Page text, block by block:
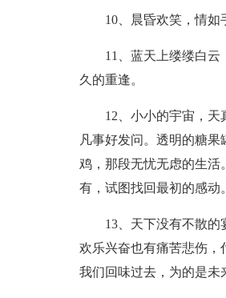
10、晨昏欢笑，情如
11、蓝天上缕缕白
久的重逢。
12、小小的宇宙，天
凡事好发问。透明的糖
鸡，那段无忧无虑的生
有，试图找回最初的感动
13、天下没有不散
欢乐兴奋也有痛苦悲伤，
我们回味过去，为的是未